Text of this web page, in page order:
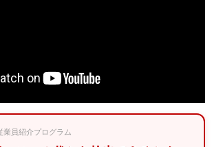
業員紹介プログラム